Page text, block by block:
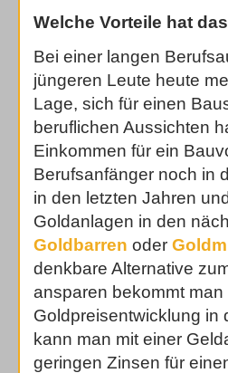
Welche Vorteile hat
Bei einer langen
jüngeren Leute heute
Lage, sich für einen
beruflichen Aussichten
Einkommen für ein
Berufsanfänger noch in
in den letzten Jahren
Goldanlagen in den
Goldbarren oder
denkbare Alternative
ansparen bekommt
Goldpreisentwicklung in
kann man mit einer
geringen Zinsen für